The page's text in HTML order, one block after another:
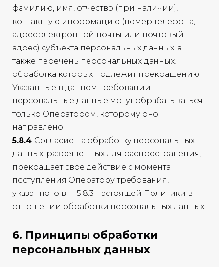
фамилию, имя, отчество (при наличии),
контактную информацию (номер телефона,
адрес электронной почты или почтовый
адрес) субъекта персональных данных, а
также перечень персональных данных,
обработка которых подлежит прекращению.
Указанные в данном требовании
персональные данные могут обрабатываться
только Оператором, которому оно
направлено.
5.8.4 Согласие на обработку персональных
данных, разрешенных для распространения,
прекращает свое действие с момента
поступления Оператору требования,
указанного в п. 5.8.3 настоящей Политики в
отношении обработки персональных данных.
6. Принципы обработки
персональных данных